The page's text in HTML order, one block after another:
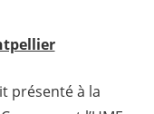
présenté à la